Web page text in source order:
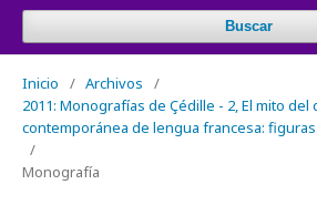
Buscar
Inicio / Archivos
/
2011: Monografías de Çédille - 2, El mito
contemporánea de lengua francesa:
/
Monografía